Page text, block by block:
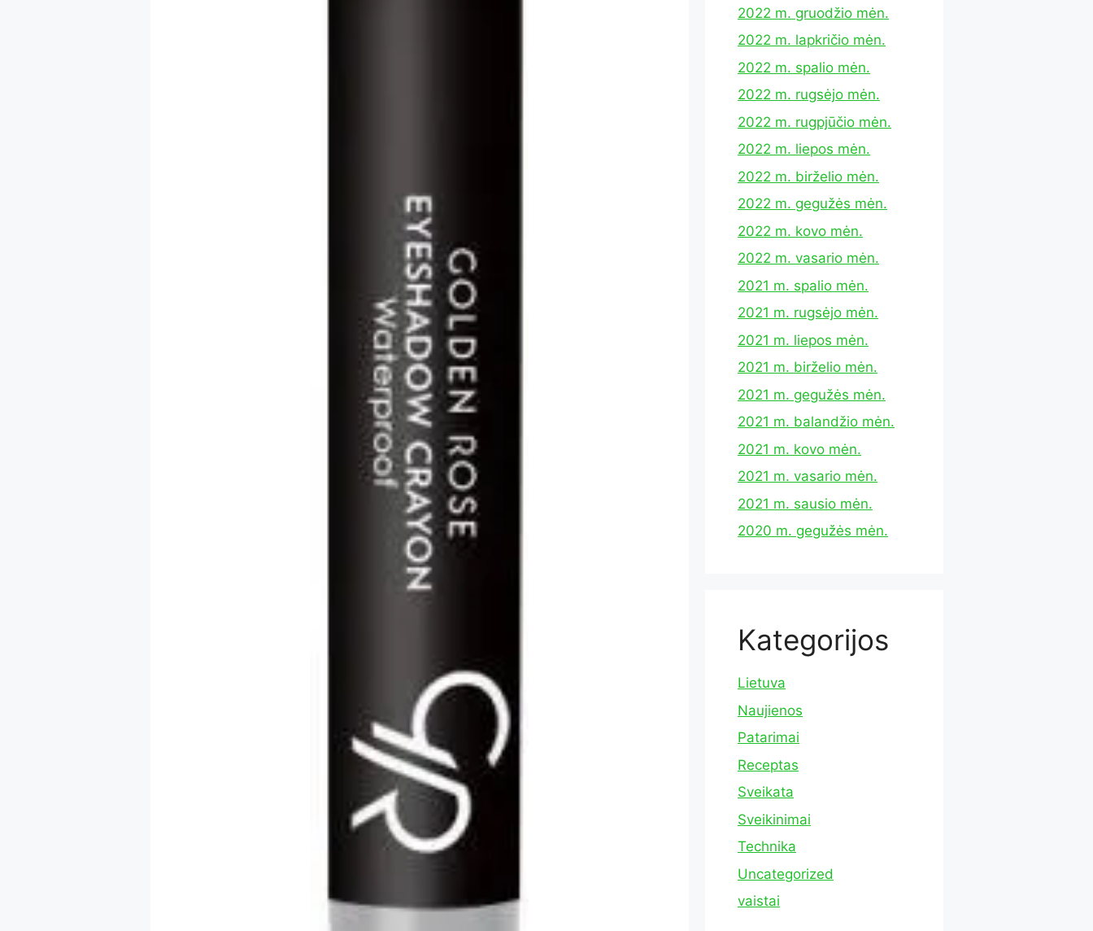
2022 m. gruodžio mėn.
2022 m. lapkričio mėn.
2022 m. spalio mėn.
2022 m. rugsėjo mėn.
2022 m. rugpjūčio mėn.
2022 m. liepos mėn.
2022 m. birželio mėn.
2022 m. gegužės mėn.
2022 m. kovo mėn.
2022 m. vasario mėn.
2021 m. spalio mėn.
2021 m. rugsėjo mėn.
2021 m. liepos mėn.
2021 m. birželio mėn.
2021 m. gegužės mėn.
2021 m. balandžio mėn.
2021 m. kovo mėn.
2021 m. vasario mėn.
2021 m. sausio mėn.
2020 m. gegužės mėn.
Kategorijos
Lietuva
Naujienos
Patarimai
Receptas
Sveikata
Sveikinimai
Technika
Uncategorized
vaistai